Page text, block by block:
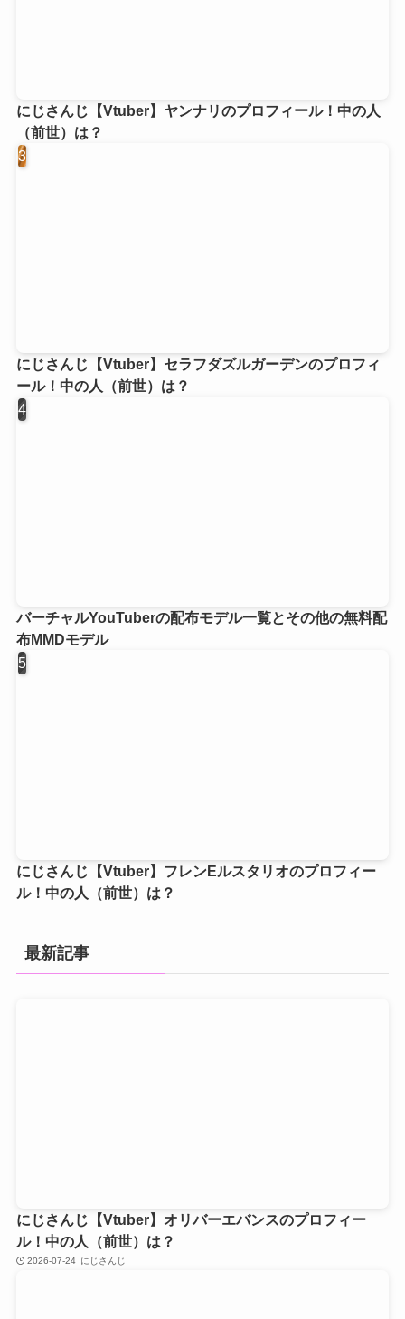
にじさんじ【Vtuber】ヤンナリのプロフィール！中の人
（前世）は？
にじさんじ【Vtuber】セラフダズルガーデンのプロフィ
ール！中の人（前世）は？
バーチャルYouTuberの配布モデル一覧とその他の無料配
布MMDモデル
にじさんじ【Vtuber】フレンEルスタリオのプロフィー
ル！中の人（前世）は？
最新記事
にじさんじ【Vtuber】オリバーエバンスのプロフィー
ル！中の人（前世）は？
2026-07-24 にじさんじ